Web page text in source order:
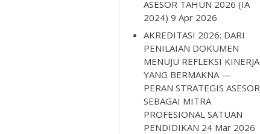
ASESOR TAHUN 2026 (IA
2024) 9 Apr 2026
AKREDITASI 2026: DARI
PENILAIAN DOKUMEN
MENUJU REFLEKSI KINERJA
YANG BERMAKNA —
PERAN STRATEGIS ASESOR
SEBAGAI MITRA
PROFESIONAL SATUAN
PENDIDIKAN 24 Mar 2026